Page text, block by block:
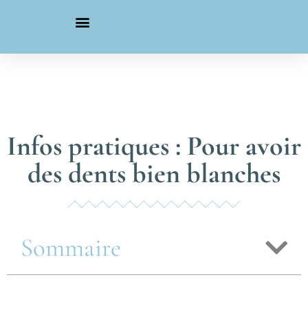
Infos pratiques : Pour avoir
des dents bien blanches
Sommaire